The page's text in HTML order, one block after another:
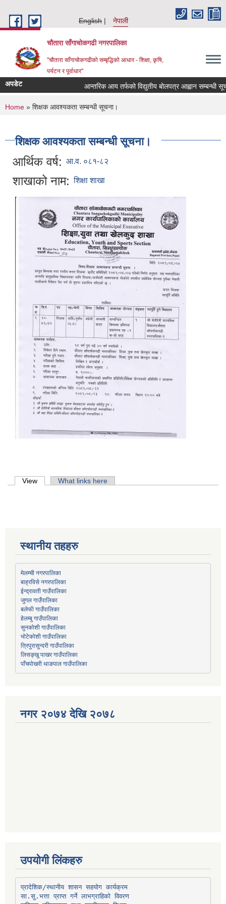
English
नेपाली
चौतारा साँगाचोकगढी नगरपालिका
"चौतारा साँगाचोकगढीको सम्बृद्धिको आधार - शिक्षा, कृषि,
पर्यटन र पूर्वाधार"
अपडेट आन्तरिक आय तर्फको विद्युतीय बोलपत्र आह्वान सम्बन्धी सूचना
You are here
Home » शिक्षक आवश्यकता सम्बन्धी सूचना।
शिक्षक आवश्यकता सम्बन्धी सूचना।
आर्थिक वर्ष: आ.व. ०८१-८२
शाखाको नाम: शिक्षा शाखा
Primary tabs
View (active tab)What links here
स्थानीय तहहरु
मेलम्ची नगरपालिका
बाह्रविसे नगरपालिका
ईन्द्रावती गाउँपालिका
जुगल गाउँपालिका
बलेफी गाउँपालिका
हेलम्बु गाउँपालिका
सुनकोशी गाउँपालिका
भोटेकोशी गाउँपालिका
त्रिपुरासुन्दरी गाउँपालिका
लिसङ्खु पाखर गाउँपालिका
पाँचपोखरी थाङपाल गाउँपालिका
नगर २०७४ देखि २०७८
उपयोगी लिंकहरु
प्रादेशिक/स्थानीय शासन सहयोग कार्यक्रम
सा.सु.भत्ता प्राप्त गर्ने लाभग्राहिको विवरण